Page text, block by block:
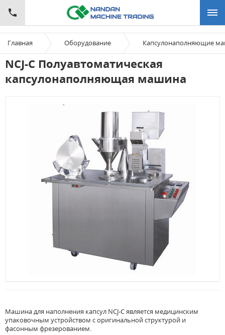
Главная Оборудование Капсулонаполняющие
NCJ-С Полуавтоматическая
капсулонаполняющая машина
Машина для наполнения капсул NCJ-C является медицинским
упаковочным устройством с оригинальной структурой и
фасонным фрезерованием.